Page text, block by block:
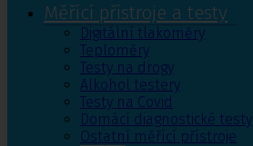
Měřící přístroje a testy
Digitální tlakoměry
Teploměry
Testy na drogy
Alkohol testery
Testy na Covid
Domácí diagnostické testy
Ostatní měřící přístroje